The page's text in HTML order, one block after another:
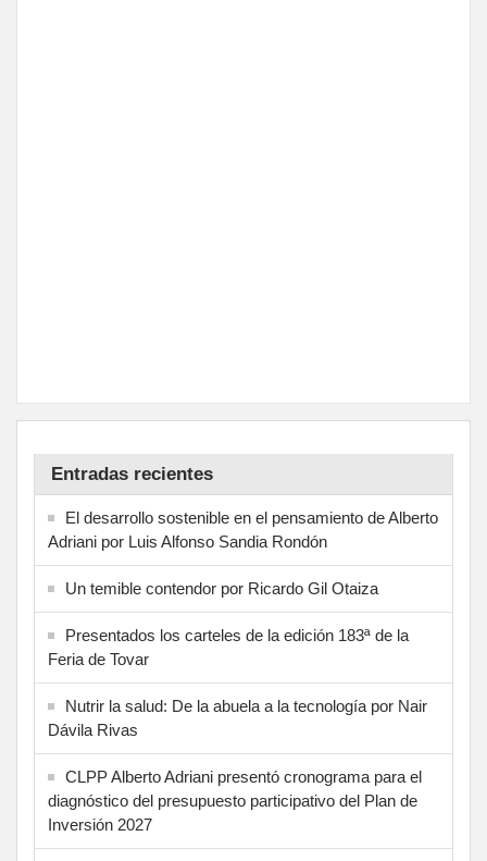
Entradas recientes
El desarrollo sostenible en el pensamiento de Alberto
Adriani por Luis Alfonso Sandia Rondón
Un temible contendor por Ricardo Gil Otaiza
Presentados los carteles de la edición 183ª de la
Feria de Tovar
Nutrir la salud: De la abuela a la tecnología por Nair
Dávila Rivas
CLPP Alberto Adriani presentó cronograma para el
diagnóstico del presupuesto participativo del Plan de
Inversión 2027